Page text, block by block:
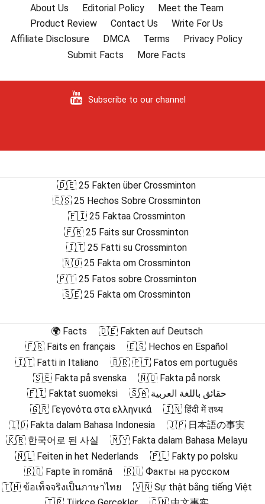
About Us Editorial Policy
Meet the Team
Product Review
Contact Us
Write For Us
Affiliate Disclosure
DMCA Terms
Privacy Policy
Submit Facts
More Facts
Subscribe to our channel
🇩🇪 25 Fakten über Crossminton
🇪🇸 25 Hechos Sobre Crossminton
🇫🇮 25 Faktaa Crossminton
🇫🇷 25 Faits sur Crossminton
🇮🇹 25 Fatti su Crossminton
🇳🇴 25 Fakta om Crossminton
🇵🇹 25 Fatos sobre Crossminton
🇸🇪 25 Fakta om Crossminton
🌍 Facts
🇩🇪 Fakten auf Deutsch
🇫🇷 Faits en français
🇪🇸 Hechos en Español
🇮🇹 Fatti in Italiano
🇧🇷 🇵🇹 Fatos em português
🇸🇪 Fakta på svenska
🇳🇴 Fakta på norsk
🇫🇮 Faktat suomeksi
🇸🇦 حقائق باللغة العربية
🇬🇷 Γεγονότα στα ελληνικά
🇮🇳 हिंदी में तथ्य
🇮🇩 Fakta dalam Bahasa Indonesia
🇯🇵 日本語の事実
🇰🇷 한국어로 된 사실
🇲🇾 Fakta dalam Bahasa Melayu
🇳🇱 Feiten in het Nederlands
🇵🇱 Fakty po polsku
🇷🇴 Fapte în română
🇷🇺 Факты на русском
🇹🇭 ข้อเท็จจริงเป็นภาษาไทย
🇻🇳 Sự thật bằng tiếng Việt